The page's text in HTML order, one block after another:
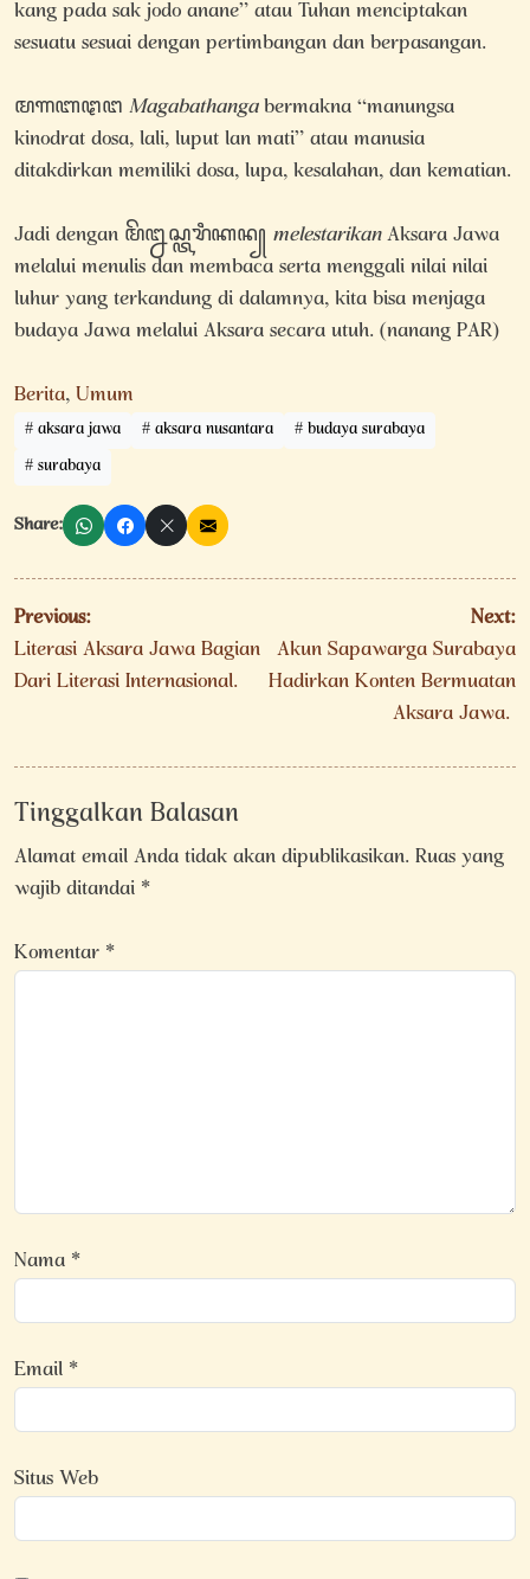
kang pada sak jodo anane” atau Tuhan menciptakan
sesuatu sesuai dengan pertimbangan dan berpasangan.
ꦩꦒꦧꦛꦔMagabathangabermakna “manungsa
kinodrat dosa, lali, luput lan mati” atau manusia
ditakdirkan memiliki dosa, lupa, kesalahan, dan kematian.
Jadi dengan ꦩꦼꦊꦱ꧀ꦠꦫꦶꦏꦤ꧀melestarikanAksara Jawa
melalui menulis dan membaca serta menggali nilai nilai
luhur yang terkandung di dalamnya, kita bisa menjaga
budaya Jawa melalui Aksara secara utuh. (nanang PAR)
Berita,Umum
aksara jawa aksara nusantara
budaya surabaya
surabaya
Share:
Navigasi
pos
Previous:
Literasi Aksara Jawa Bagian
Dari Literasi Internasional.
Next:
Akun Sapawarga Surabaya
Hadirkan Konten Bermuatan
Aksara Jawa.
Tinggalkan Balasan
Alamat email Anda tidak akan dipublikasikan.Ruas yang
wajib ditandai*
Komentar*
Nama*
Email*
Situs Web